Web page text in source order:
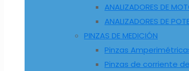
ANALIZADORES DE
ANALIZADORES DE
PINZAS DE MEDICIÓN
Pinzas
Pinzas de corriente